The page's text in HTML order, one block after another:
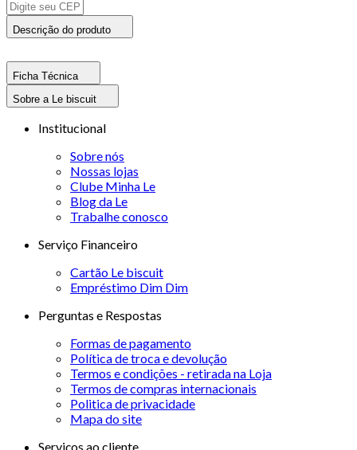
Descrição do produto
Ficha Técnica
Sobre a Le biscuit
Institucional
Sobre nós
Nossas lojas
Clube Minha Le
Blog da Le
Trabalhe conosco
Serviço Financeiro
Cartão Le biscuit
Empréstimo Dim Dim
Perguntas e Respostas
Formas de pagamento
Política de troca e devolução
Termos e condições - retirada na Loja
Termos de compras internacionais
Politica de privacidade
Mapa do site
Serviços ao cliente